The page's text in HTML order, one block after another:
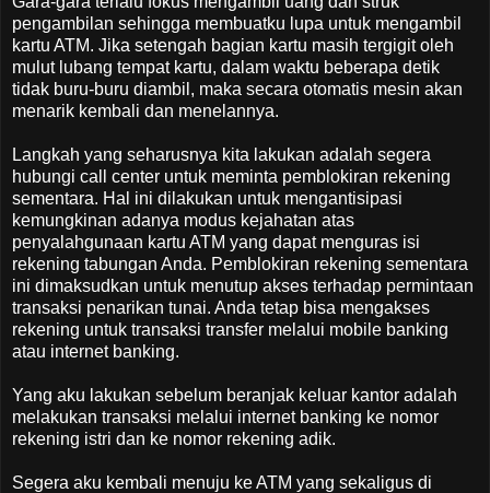
pengambilan sehingga membuatku lupa untuk mengambil
kartu ATM. Jika setengah bagian kartu masih tergigit oleh
mulut lubang tempat kartu, dalam waktu beberapa detik
tidak buru-buru diambil, maka secara otomatis mesin akan
menarik kembali dan menelannya.
Langkah yang seharusnya kita lakukan adalah segera
hubungi call center untuk meminta pemblokiran rekening
sementara. Hal ini dilakukan untuk mengantisipasi
kemungkinan adanya modus kejahatan atas
penyalahgunaan kartu ATM yang dapat menguras isi
rekening tabungan Anda. Pemblokiran rekening sementara
ini dimaksudkan untuk menutup akses terhadap permintaan
transaksi penarikan tunai. Anda tetap bisa mengakses
rekening untuk transaksi transfer melalui mobile banking
atau internet banking.
Yang aku lakukan sebelum beranjak keluar kantor adalah
melakukan transaksi melalui internet banking ke nomor
rekening istri dan ke nomor rekening adik.
Segera aku kembali menuju ke ATM yang sekaligus di